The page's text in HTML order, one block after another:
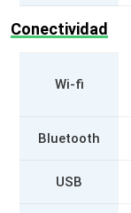
Conectividad
Wi-fi
Bluetooth
USB